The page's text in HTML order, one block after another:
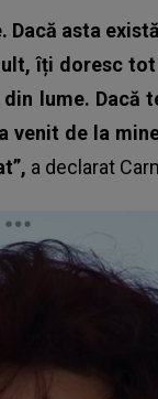
asta
îți doresc
lume. Dacă
venit de la
a declarat